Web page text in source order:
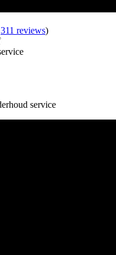
311 reviews)